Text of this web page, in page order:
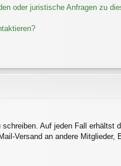
oder juristische Anfragen zu
Auf jeden Fall erhältst
Versand an andere Mitglieder,